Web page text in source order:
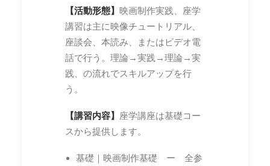
【活動形態】 映画制作実践、座学
講習は主に映像チュートリアル、
座談会、本読み、またはビデオ電
話で行う。理論→実践→理論→実
践、の流れでスキルアップを行
う。
【講習内容】 座学講座は基礎コー
スから提供します。
基礎｜映画制作基礎 ー 全参